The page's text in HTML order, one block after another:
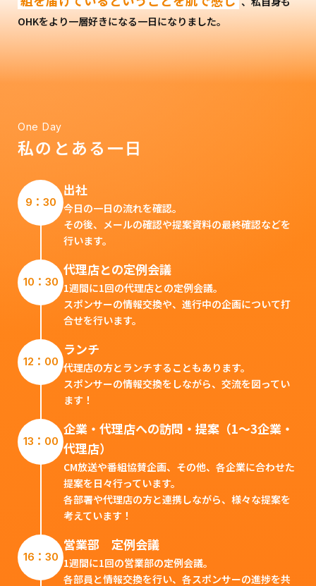
OHKをより一層好きになる一日になりました。
One Day
私のとある一日
9：30
出社
今日の一日の流れを確認。
その後、メールの確認や提案資料の最終確認などを
行います。
10：30
代理店との定例会議
1週間に1回の代理店との定例会議。
スポンサーの情報交換や、進行中の企画について打
合せを行います。
12：00
ランチ
代理店の方とランチすることもあります。
スポンサーの情報交換をしながら、交流を図ってい
ます！
13：00
企業・代理店への訪問・提案（1～3企業・
代理店）
CM放送や番組協賛企画、その他、各企業に合わせた
提案を日々行っています。
各部署や代理店の方と連携しながら、様々な提案を
考えています！
16：30
営業部 定例会議
1週間に1回の営業部の定例会議。
各部員と情報交換を行い、各スポンサーの進捗を共